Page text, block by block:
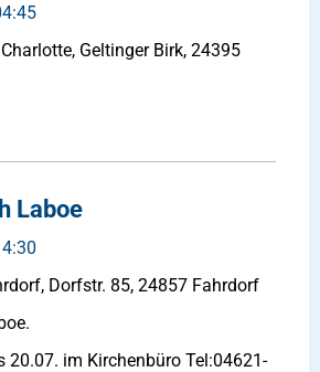
Geltinger Birk, 24395
Laboe
Dorfstr. 85, 24857 Fahrdorf
20.07. im Kirchenbüro Tel:04621-